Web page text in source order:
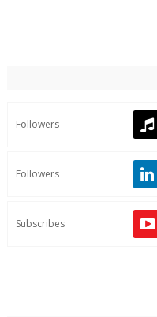
Followers
Followers
Subscribes